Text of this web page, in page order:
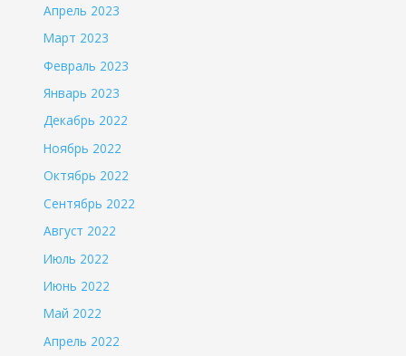
Апрель 2023
Март 2023
Февраль 2023
Январь 2023
Декабрь 2022
Ноябрь 2022
Октябрь 2022
Сентябрь 2022
Август 2022
Июль 2022
Июнь 2022
Май 2022
Апрель 2022